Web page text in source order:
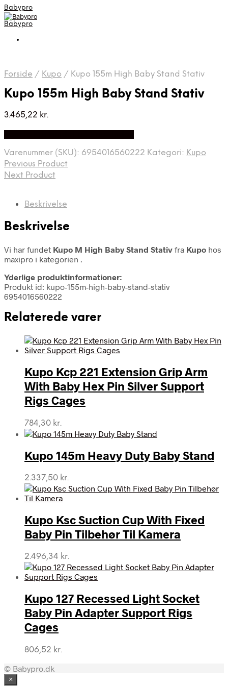
Babypro
Babypro
Forside / Kupo / Kupo 155m High Baby Stand Stativ
Kupo 155m High Baby Stand Stativ
3.465,22 kr.
Varenummer (SKU): 6954016560222 Kategori: Kupo
Previous Product
Next Product
Beskrivelse
Beskrivelse
Vi har fundet Kupo M High Baby Stand Stativ fra Kupo hos
maxipro i kategorien .
Yderlige produktinformationer:
Produkt id: kupo-155m-high-baby-stand-stativ
6954016560222
Relaterede varer
Kupo Kcp 221 Extension Grip Arm
With Baby Hex Pin Silver Support
Rigs Cages
784,30 kr.
Kupo 145m Heavy Duty Baby Stand
2.337,50 kr.
Kupo Ksc Suction Cup With Fixed
Baby Pin Tilbehør Til Kamera
2.496,34 kr.
Kupo 127 Recessed Light Socket
Baby Pin Adapter Support Rigs
Cages
806,52 kr.
© Babypro.dk
×